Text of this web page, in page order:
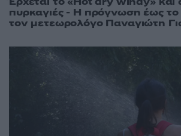
πυρκαγιές - Η πρόγνωση έως
τον μετεωρολόγο Παναγιώτη